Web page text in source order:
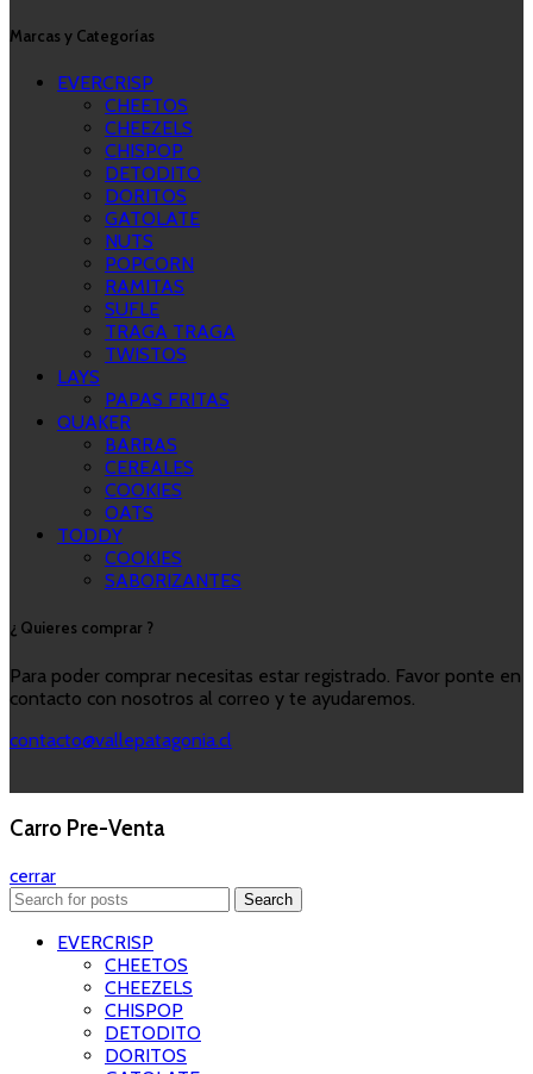
Marcas y Categorías
EVERCRISP
CHEETOS
CHEEZELS
CHISPOP
DETODITO
DORITOS
GATOLATE
NUTS
POPCORN
RAMITAS
SUFLE
TRAGA TRAGA
TWISTOS
LAYS
PAPAS FRITAS
QUAKER
BARRAS
CEREALES
COOKIES
OATS
TODDY
COOKIES
SABORIZANTES
¿ Quieres comprar ?
Para poder comprar necesitas estar registrado. Favor ponte en
contacto con nosotros al correo y te ayudaremos.
contacto@vallepatagonia.cl
Carro Pre-Venta
cerrar
Search
EVERCRISP
CHEETOS
CHEEZELS
CHISPOP
DETODITO
DORITOS